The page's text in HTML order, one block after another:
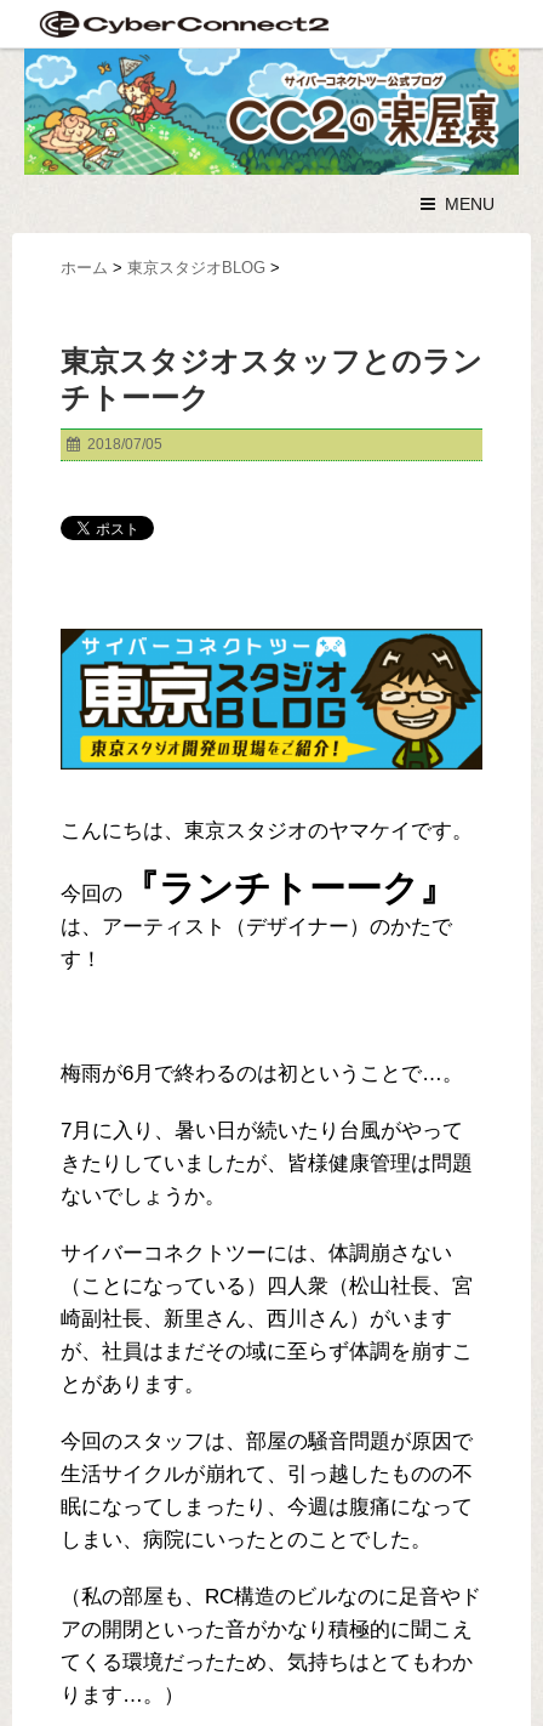
MENU
ホーム > 東京スタジオBLOG >
東京スタジオスタッフとのラン
チトーーク
2018/07/05
こんにちは、東京スタジオのヤマケイです。
今回の 『ランチトーーク』
は、アーティスト（デザイナー）のかたで
す！
梅雨が6月で終わるのは初ということで…。
7月に入り、暑い日が続いたり台風がやって
きたりしていましたが、皆様健康管理は問題
ないでしょうか。
サイバーコネクトツーには、体調崩さない
（ことになっている）四人衆（松山社長、宮
崎副社長、新里さん、西川さん）がいます
が、社員はまだその域に至らず体調を崩すこ
とがあります。
今回のスタッフは、部屋の騒音問題が原因で
生活サイクルが崩れて、引っ越したものの不
眠になってしまったり、今週は腹痛になって
しまい、病院にいったとのことでした。
（私の部屋も、RC構造のビルなのに足音やド
アの開閉といった音がかなり積極的に聞こえ
てくる環境だったため、気持ちはとてもわか
ります…。）